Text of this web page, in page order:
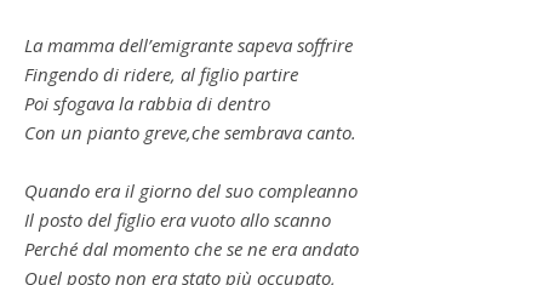
La mamma dell’emigrante sapeva soffrire
Fingendo di ridere, al figlio partire
Poi sfogava la rabbia di dentro
Con un pianto greve,che sembrava canto.
Quando era il giorno del suo compleanno
Il posto del figlio era vuoto allo scanno
Perché dal momento che se ne era andato
Quel posto non era stato più occupato,